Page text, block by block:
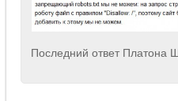
Последний ответ Платона